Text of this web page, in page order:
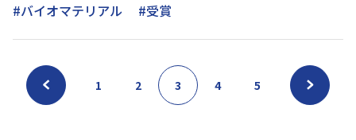
#バイオマテリアル
#受賞
1 2 3 4 5